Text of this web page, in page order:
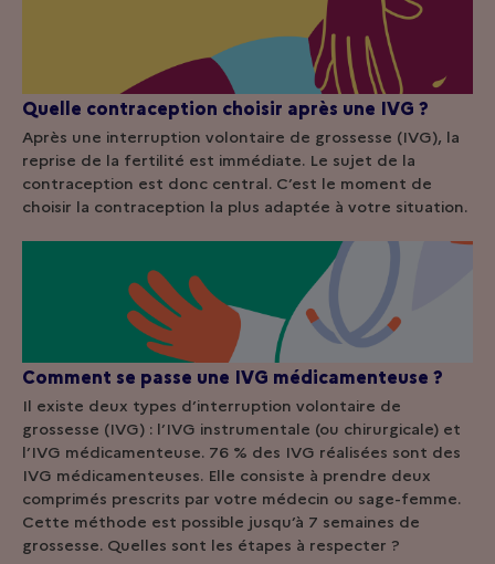
Quelle contraception choisir après une IVG ?
Après une interruption volontaire de grossesse (IVG), la
reprise de la fertilité est immédiate. Le sujet de la
contraception est donc central. C’est le moment de
choisir la contraception la plus adaptée à votre situation.
Comment se passe une IVG médicamenteuse ?
Il existe deux types d’interruption volontaire de
grossesse (IVG) : l’IVG instrumentale (ou chirurgicale) et
l’IVG médicamenteuse. 76 % des IVG réalisées sont des
IVG médicamenteuses. Elle consiste à prendre deux
comprimés prescrits par votre médecin ou sage-femme.
Cette méthode est possible jusqu’à 7 semaines de
grossesse. Quelles sont les étapes à respecter ?